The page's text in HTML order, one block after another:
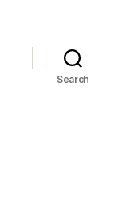
Search